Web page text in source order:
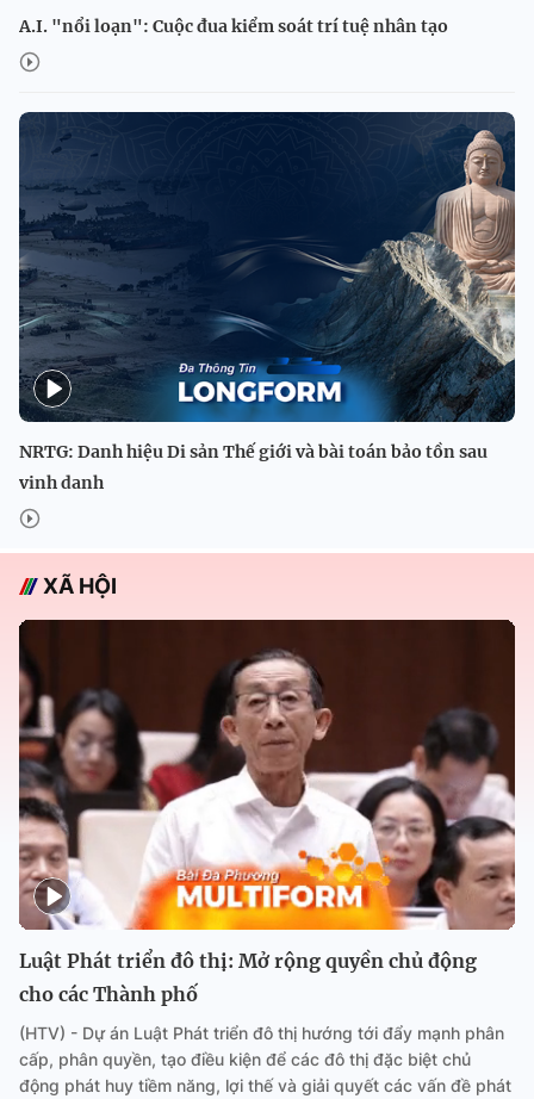
A.I. "nổi loạn": Cuộc đua kiểm soát trí tuệ nhân tạo
NRTG: Danh hiệu Di sản Thế giới và bài toán bảo tồn sau
vinh danh
XÃ HỘI
Luật Phát triển đô thị: Mở rộng quyền chủ động
cho các Thành phố
(HTV) - Dự án Luật Phát triển đô thị hướng tới đẩy mạnh phân
cấp, phân quyền, tạo điều kiện để các đô thị đặc biệt chủ
động phát huy tiềm năng, lợi thế và giải quyết các vấn đề phát